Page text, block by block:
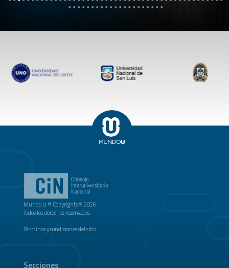
Mundo U ® Copyrights © 2026
Todos los derechos reservados.
Términos y condiciones del sitio
Secciones